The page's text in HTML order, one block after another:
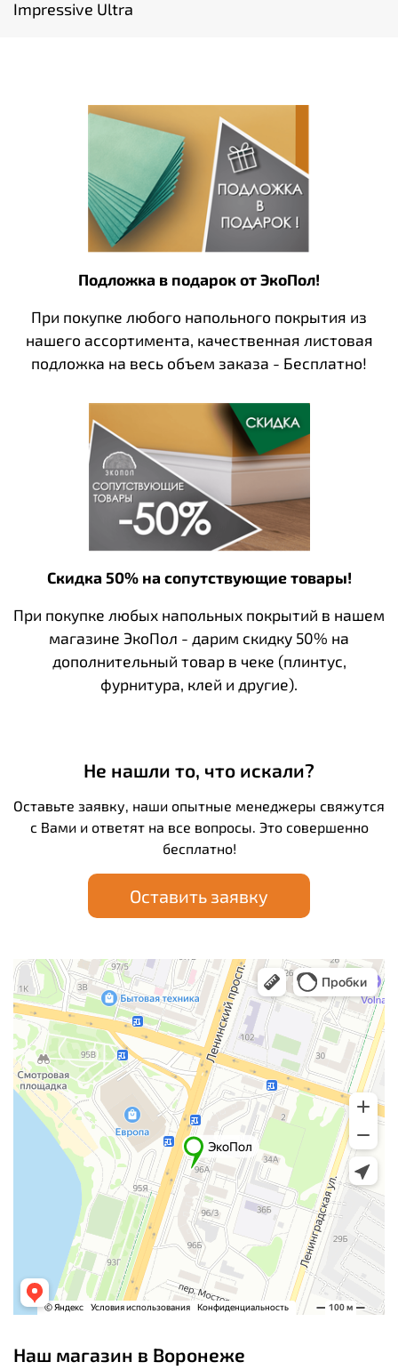
Impressive Ultra
Подложка в подарок от ЭкоПол!
При покупке любого напольного покрытия из
нашего ассортимента, качественная листовая
подложка на весь объем заказа - Бесплатно!
Скидка 50% на сопутствующие товары!
При покупке любых напольных покрытий в нашем
магазине ЭкоПол - дарим скидку 50% на
дополнительный товар в чеке (плинтус,
фурнитура, клей и другие).
Не нашли то, что искали?
Оставьте заявку, наши опытные менеджеры свяжутся
с Вами и ответят на все вопросы. Это совершенно
бесплатно!
Оставить заявку
Наш магазин в Воронеже